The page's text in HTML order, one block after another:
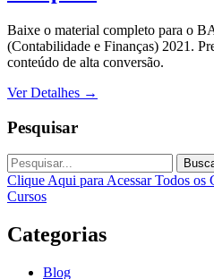
Baixe o material completo para o
(Contabilidade e Finanças) 2021.
conteúdo de alta conversão.
Ver Detalhes →
Pesquisar
Clique Aqui para Acessar Todos os
Cursos
Categorias
Blog